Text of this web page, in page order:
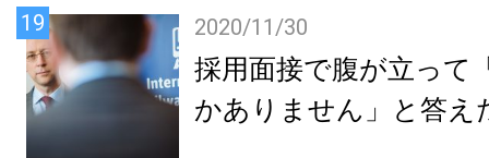
19 2020/11/30
採用面接で腹が立って
かありません」と答え